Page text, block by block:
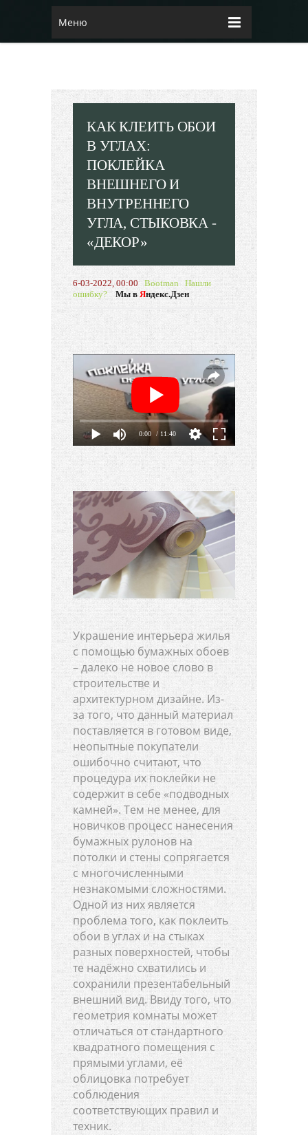
Меню
КАК КЛЕИТЬ ОБОИ
В УГЛАХ:
ПОКЛЕЙКА
ВНЕШНЕГО И
ВНУТРЕННЕГО
УГЛА, СТЫКОВКА -
«ДЕКОР»
6-03-2022, 00:00 Bootman Нашли
ошибку?
Мы в Яндекс.Дзен
0:00 / 11:40
Украшение интерьера жилья
с помощью бумажных обоев
– далеко не новое слово в
строительстве и
архитектурном дизайне. Из-
за того, что данный материал
поставляется в готовом виде,
неопытные покупатели
ошибочно считают, что
процедура их поклейки не
содержит в себе «подводных
камней». Тем не менее, для
новичков процесс нанесения
бумажных рулонов на
потолки и стены сопрягается
с многочисленными
незнакомыми сложностями.
Одной из них является
проблема того, как поклеить
обои в углах и на стыках
разных поверхностей, чтобы
те надёжно схватились и
сохранили презентабельный
внешний вид. Ввиду того, что
геометрия комнаты может
отличаться от стандартного
квадратного помещения с
прямыми углами, её
облицовка потребует
соблюдения
соответствующих правил и
техник.